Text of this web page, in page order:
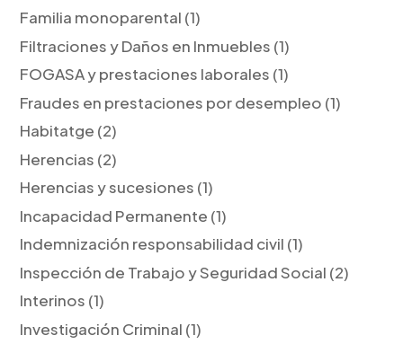
Familia monoparental (1)
Filtraciones y Daños en Inmuebles (1)
FOGASA y prestaciones laborales (1)
Fraudes en prestaciones por desempleo (1)
Habitatge (2)
Herencias (2)
Herencias y sucesiones (1)
Incapacidad Permanente (1)
Indemnización responsabilidad civil (1)
Inspección de Trabajo y Seguridad Social (2)
Interinos (1)
Investigación Criminal (1)